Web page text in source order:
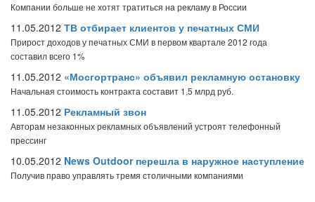
Компании больше не хотят тратиться на рекламу в России
11.05.2012 ТВ отбирает клиентов у печатных СМИ
Прирост доходов у печатных СМИ в первом квартале 2012 года
составил всего 1%
11.05.2012 «Мосгортранс» объявил рекламную остановку
Начальная стоимость контракта составит 1,5 млрд руб.
11.05.2012 Рекламный звон
Авторам незаконных рекламных объявлений устроят телефонный
прессинг
10.05.2012 News Outdoor перешла в наружное наступление
Получив право управлять тремя столичными компаниями